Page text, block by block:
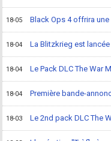
18-05 Black Ops 4 offrira
18-04 La Blitzkrieg est
18-04 Le Pack DLC The War
18-04 Première bande-
18-03 Le 2nd pack DLC The